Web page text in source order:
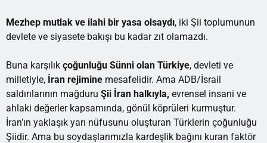
Mezhep mutlak ve ilahi bir yasa olsaydı, iki Şii toplumunun
devlete ve siyasete bakışı bu kadar zıt olamazdı.
Buna karşılık çoğunluğu Sünni olan Türkiye, devleti ve
milletiyle, İran rejimine mesafelidir. Ama ADB/İsrail
saldırılarının mağduru Şii İran halkıyla, evrensel insani ve
ahlaki değerler kapsamında, gönül köprüleri kurmuştur.
İran’ın yaklaşık yarı nüfusunu oluşturan Türklerin çoğunluğu
Şiidir. Ama bu soydaşlarımızla kardeşlik bağını kuran faktör